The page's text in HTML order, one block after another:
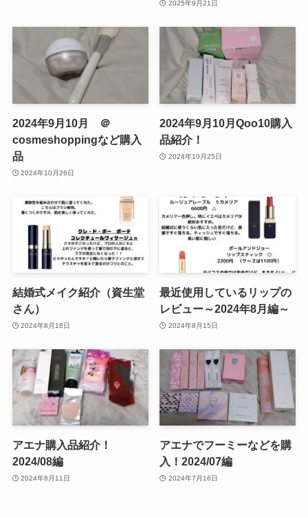
2025年9月21日
2024年9月10月 ＠
cosmeshoppingなど購入
品
2024年10月26日
2024年9月10月Qoo10購入
品紹介！
2024年10月25日
結婚式メイク紹介（資生堂
さん）
2024年8月18日
最近使用しているリップの
レビュー～2024年8月編～
2024年8月15日
アエナ購入品紹介！
2024/08編
2024年8月11日
アエナでフーミーなどを購
入！2024/07編
2024年7月16日